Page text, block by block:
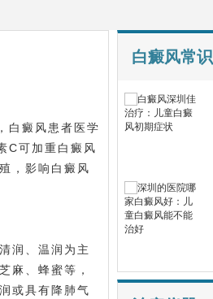
白癜风患者医学
C可加重白癜风
，影响白癜风
润、温润为主
麻、蜂蜜等，
或具有降肺气
白癜风常识